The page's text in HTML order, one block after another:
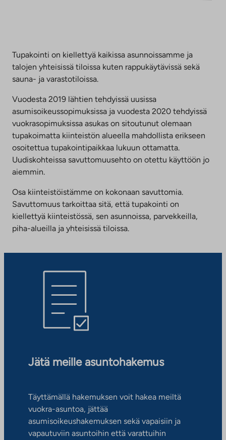
Tupakointi on kiellettyä kaikissa asunnoissamme ja
talojen yhteisissä tiloissa kuten rappukäytävissä sekä
sauna- ja varastotiloissa.
Vuodesta 2019 lähtien tehdyissä uusissa
asumisoikeussopimuksissa ja vuodesta 2020 tehdyissä
vuokrasopimuksissa asukas on sitoutunut olemaan
tupakoimatta kiinteistön alueella mahdollista erikseen
osoitettua tupakointipaikkaa lukuun ottamatta.
Uudiskohteissa savuttomuusehto on otettu käyttöön jo
aiemmin.
Osa kiinteistöistämme on kokonaan savuttomia.
Savuttomuus tarkoittaa sitä, että tupakointi on
kiellettyä kiinteistössä, sen asunnoissa, parvekkeilla,
piha-alueilla ja yhteisissä tiloissa.
Jätä meille asuntohakemus
Täyttämällä hakemuksen voit hakea meiltä
vuokra-asuntoa, jättää
asumisoikeushakemuksen sekä vapaisiin ja
vapautuviin asuntoihin että varattuihin